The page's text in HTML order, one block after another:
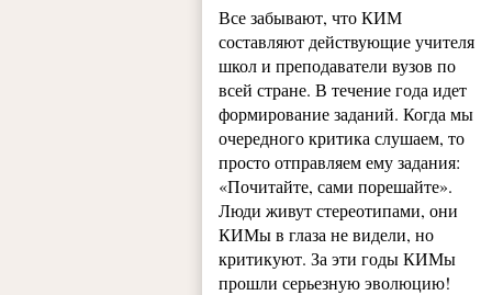
Все забывают, что КИМ
составляют действующие учителя
школ и преподаватели вузов по
всей стране. В течение года идет
формирование заданий. Когда мы
очередного критика слушаем, то
просто отправляем ему задания:
«Почитайте, сами порешайте».
Люди живут стереотипами, они
КИМы в глаза не видели, но
критикуют. За эти годы КИМы
прошли серьезную эволюцию!